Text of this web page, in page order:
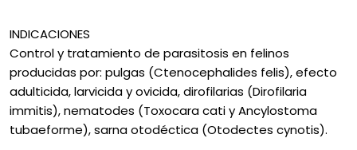
INDICACIONES
Control y tratamiento de parasitosis en felinos
producidas por: pulgas (Ctenocephalides felis), efecto
adulticida, larvicida y ovicida, dirofilarias (Dirofilaria
immitis), nematodes (Toxocara cati y Ancylostoma
tubaeforme), sarna otodéctica (Otodectes cynotis).